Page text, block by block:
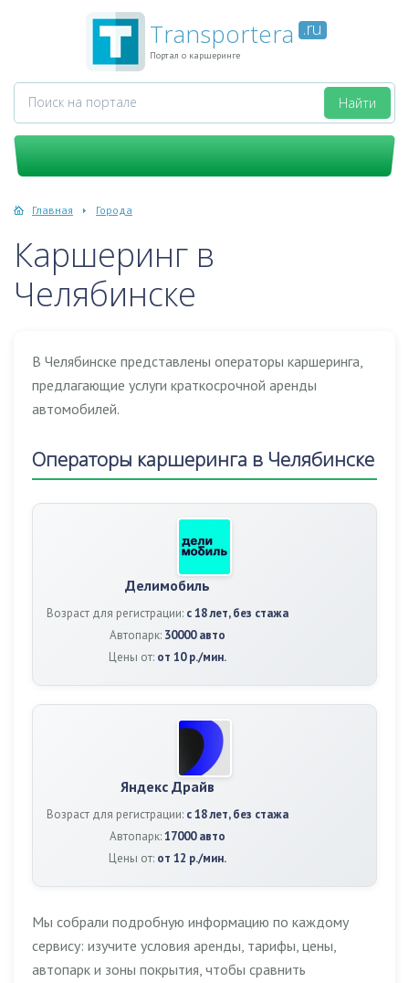
Transportera .ru
Портал о каршеринге
Главная Города
Каршеринг в
Челябинске
В Челябинске представлены операторы каршеринга,
предлагающие услуги краткосрочной аренды
автомобилей.
Операторы каршеринга в Челябинске
Делимобиль
Возраст для регистрации: с 18 лет, без стажа
Автопарк: 30000 авто
Цены от: от 10 р./мин.
Яндекс Драйв
Возраст для регистрации: с 18 лет, без стажа
Автопарк:17000 авто
Цены от: от 12 р./мин.
Мы собрали подробную информацию по каждому
сервису: изучите условия аренды, тарифы, цены,
автопарк и зоны покрытия, чтобы сравнить